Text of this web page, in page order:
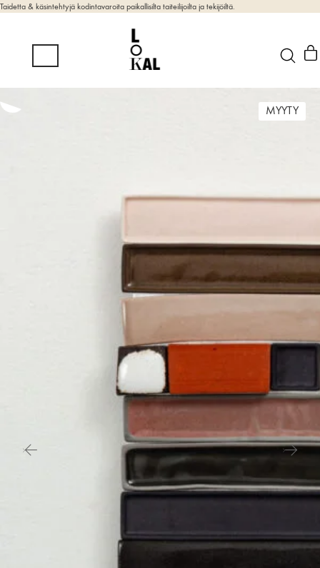
Taidetta & käsintehtyjä kodintavaroita paikallisilta taiteilijoilta ja tekijöiltä.
MYYTY